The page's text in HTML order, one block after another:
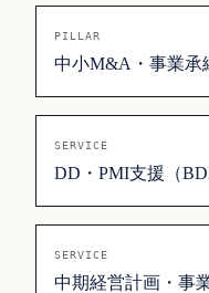
PILLAR
中小M&A・事業承
SERVICE
DD・PMI支援（
SERVICE
中期経営計画・事